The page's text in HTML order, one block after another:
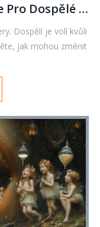
Pro Dospělé I
Dospělí je volí kvůli
jak mohou změnit